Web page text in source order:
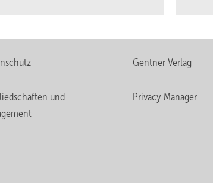
Gentner Verlag
und
Privacy Manager